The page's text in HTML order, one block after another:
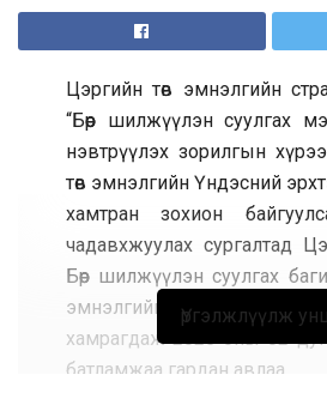
Цэргийн төв эмнэлгийн
“Бөөр шилжүүлэн суулгах
нэвтрүүлэх зорилгын
төв эмнэлгийн Үндэсний
хамтран зохион
чадавхжуулах сургалтад
Бөөр шилжүүлэн суулгах
эмнэлгийн мэргэжилтнүүд 7
хамрагдаж 2025 оны 02
батламжаа гардан авлаа.
Үргэлжлүүлж